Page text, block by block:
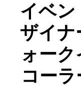
イベン
ザイナ
ォー
コー